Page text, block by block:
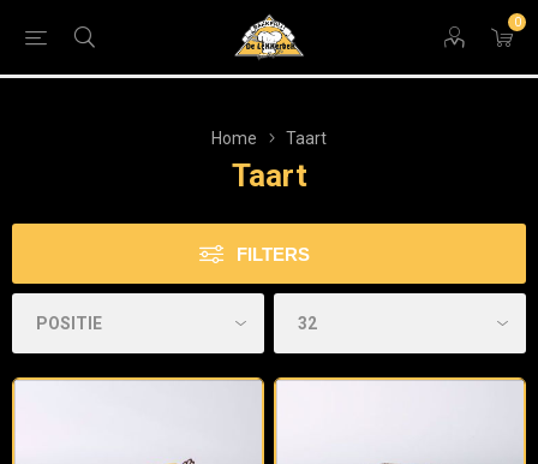
0
Home Taart
Taart
FILTERS